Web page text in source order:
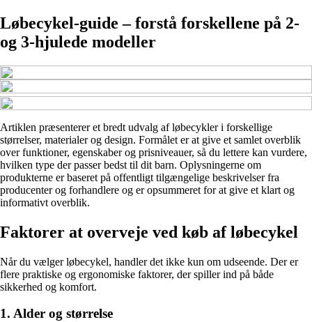
Løbecykel-guide – forstå forskellene på 2-
og 3-hjulede modeller
Artiklen præsenterer et bredt udvalg af løbecykler i forskellige
størrelser, materialer og design. Formålet er at give et samlet overblik
over funktioner, egenskaber og prisniveauer, så du lettere kan vurdere,
hvilken type der passer bedst til dit barn. Oplysningerne om
produkterne er baseret på offentligt tilgængelige beskrivelser fra
producenter og forhandlere og er opsummeret for at give et klart og
informativt overblik.
Faktorer at overveje ved køb af løbecykel
Når du vælger løbecykel, handler det ikke kun om udseende. Der er
flere praktiske og ergonomiske faktorer, der spiller ind på både
sikkerhed og komfort.
1. Alder og størrelse